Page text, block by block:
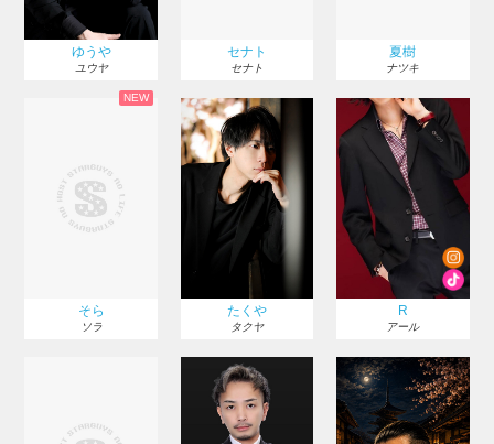
ゆうや
ユウヤ
セナト
セナト
夏樹
ナツキ
NEW
そら
ソラ
たくや
タクヤ
R
アール